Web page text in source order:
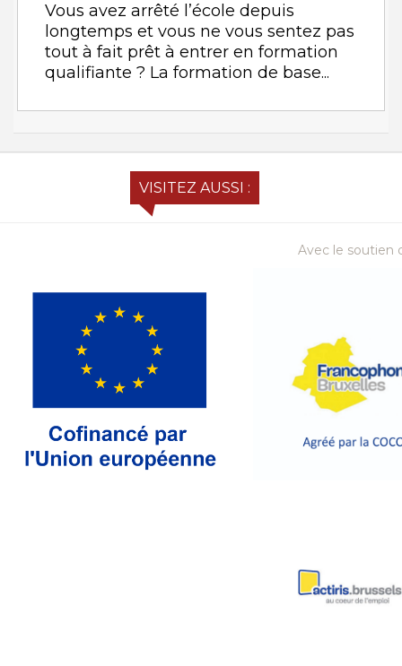
Vous avez arrêté l’école depuis
longtemps et vous ne vous sentez pas
tout à fait prêt à entrer en formation
qualifiante ? La formation de base...
VISITEZ AUSSI :
Avec le soutien